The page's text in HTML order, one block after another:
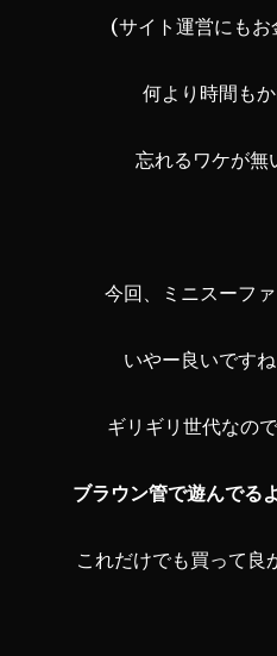
(サイト運営にもお
何より時間も
忘れるワケが
今回、ミニスーフ
いやー良いですね
ギリギリ世代なの
ブラウン管で遊んでる
これだけでも買って良